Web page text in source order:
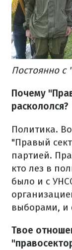
Постоянно с
Почему
раскололся?
Политика.
"Правый
партией.
кто лез в
было и с
выборами, и
Твое